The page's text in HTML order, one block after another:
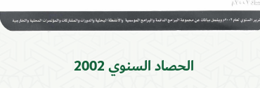
الحصاد السنوي 2002